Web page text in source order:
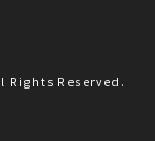
Rights Reserved.